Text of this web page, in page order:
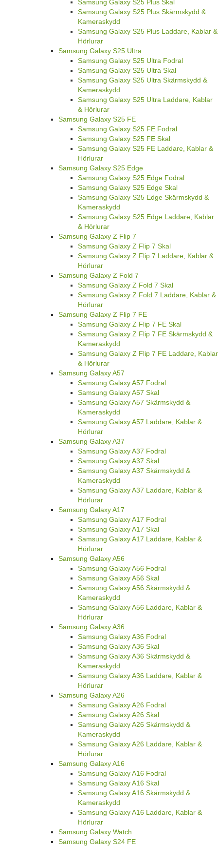
Samsung Galaxy S25 Plus Skal
Samsung Galaxy S25 Plus Skärmskydd &
Kameraskydd
Samsung Galaxy S25 Plus Laddare, Kablar &
Hörlurar
Samsung Galaxy S25 Ultra
Samsung Galaxy S25 Ultra Fodral
Samsung Galaxy S25 Ultra Skal
Samsung Galaxy S25 Ultra Skärmskydd &
Kameraskydd
Samsung Galaxy S25 Ultra Laddare, Kablar
& Hörlurar
Samsung Galaxy S25 FE
Samsung Galaxy S25 FE Fodral
Samsung Galaxy S25 FE Skal
Samsung Galaxy S25 FE Laddare, Kablar &
Hörlurar
Samsung Galaxy S25 Edge
Samsung Galaxy S25 Edge Fodral
Samsung Galaxy S25 Edge Skal
Samsung Galaxy S25 Edge Skärmskydd &
Kameraskydd
Samsung Galaxy S25 Edge Laddare, Kablar
& Hörlurar
Samsung Galaxy Z Flip 7
Samsung Galaxy Z Flip 7 Skal
Samsung Galaxy Z Flip 7 Laddare, Kablar &
Hörlurar
Samsung Galaxy Z Fold 7
Samsung Galaxy Z Fold 7 Skal
Samsung Galaxy Z Fold 7 Laddare, Kablar &
Hörlurar
Samsung Galaxy Z Flip 7 FE
Samsung Galaxy Z Flip 7 FE Skal
Samsung Galaxy Z Flip 7 FE Skärmskydd &
Kameraskydd
Samsung Galaxy Z Flip 7 FE Laddare, Kablar
& Hörlurar
Samsung Galaxy A57
Samsung Galaxy A57 Fodral
Samsung Galaxy A57 Skal
Samsung Galaxy A57 Skärmskydd &
Kameraskydd
Samsung Galaxy A57 Laddare, Kablar &
Hörlurar
Samsung Galaxy A37
Samsung Galaxy A37 Fodral
Samsung Galaxy A37 Skal
Samsung Galaxy A37 Skärmskydd &
Kameraskydd
Samsung Galaxy A37 Laddare, Kablar &
Hörlurar
Samsung Galaxy A17
Samsung Galaxy A17 Fodral
Samsung Galaxy A17 Skal
Samsung Galaxy A17 Laddare, Kablar &
Hörlurar
Samsung Galaxy A56
Samsung Galaxy A56 Fodral
Samsung Galaxy A56 Skal
Samsung Galaxy A56 Skärmskydd &
Kameraskydd
Samsung Galaxy A56 Laddare, Kablar &
Hörlurar
Samsung Galaxy A36
Samsung Galaxy A36 Fodral
Samsung Galaxy A36 Skal
Samsung Galaxy A36 Skärmskydd &
Kameraskydd
Samsung Galaxy A36 Laddare, Kablar &
Hörlurar
Samsung Galaxy A26
Samsung Galaxy A26 Fodral
Samsung Galaxy A26 Skal
Samsung Galaxy A26 Skärmskydd &
Kameraskydd
Samsung Galaxy A26 Laddare, Kablar &
Hörlurar
Samsung Galaxy A16
Samsung Galaxy A16 Fodral
Samsung Galaxy A16 Skal
Samsung Galaxy A16 Skärmskydd &
Kameraskydd
Samsung Galaxy A16 Laddare, Kablar &
Hörlurar
Samsung Galaxy Watch
Samsung Galaxy S24 FE